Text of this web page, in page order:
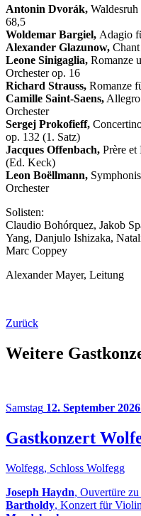
Antonin Dvorák,
68,5
Woldemar Bargiel, Adagio
Alexander Glazunow,
Leone Sinigaglia, Romanze
Orchester op. 16
Richard Strauss, Romanze
Camille Saint-Saens,
Orchester
Sergej Prokofieff,
op. 132 (1. Satz)
Jacques Offenbach, Prère
(Ed. Keck)
Leon Boëllmann,
Orchester
Solisten:
Claudio Bohórquez, Jakob
Yang, Danjulo Ishizaka,
Marc Coppey
Alexander Mayer, Leitung
Zurück
Weitere
Samstag 12. September 2026
Gastkonzert
Wolfegg, Schloss Wolfegg
Joseph Haydn, Ouvertüre
Bartholdy, Konzert für